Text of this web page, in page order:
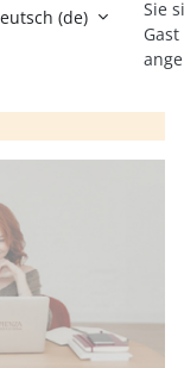
‎(de)‎
Sie
Gast